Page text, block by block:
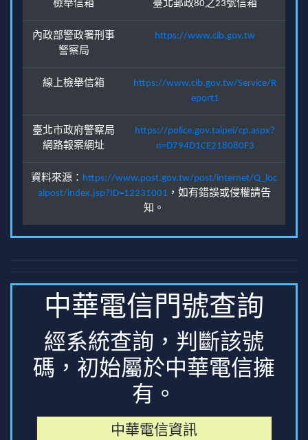
檢舉信箱 臺北郵政80之23號信箱
內政部警政署刑事
警察局
https://www.cib.gov.tw
線上檢舉信箱
https://www.cib.gov.tw/Service/R
eport1
臺北市政府警察局
網路報案網址
https://police.gov.taipei/cp.aspx?
n=D794D1CE218080F3
資料來源： https://www.post.gov.tw/post/internet/Q_loc
alpost/index.jsp?ID=12231001 ，如有錯誤或侵權請告
知。
中華電信門號查詢
經系統查詢，判斷該號
碼，初始屬於中華電信擁
有。
中華電信資訊